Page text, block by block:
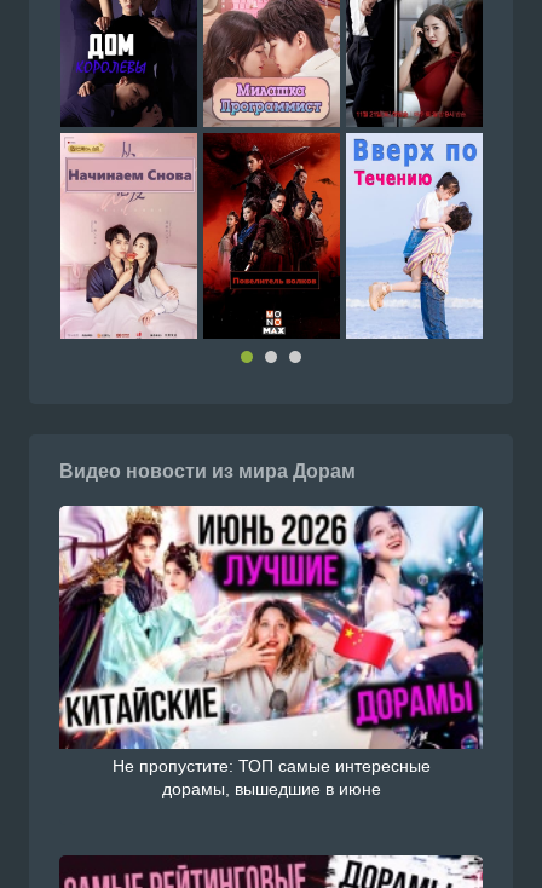
Видео новости из мира Дорам
Не пропустите: ТОП самые интересные
дорамы, вышедшие в июне